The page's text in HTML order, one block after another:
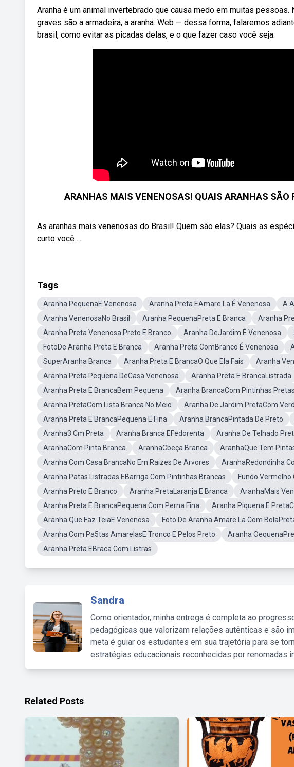
Aranha é um animal invertebrado que causa medo em muitas
graves são a armadeira, a aranha. Web — dessa forma, falaremos
brasil, como evitar as picadas delas, e o que fazer caso você seja.
ARANHAS MAIS VENENOSAS! QUAIS ARANHAS SÃO
As aranhas mais venenosas do Brasil! Quem são elas? Quais as
curto você ...
Tags
Aranha PequenaE Venenosa Aranha Preta EAmare La É Venenosa
A
Aranha VenenosaNo Brasil
Aranha PequenaPreta E Branca Aranha
Aranha Preta Venenosa Preto E Branco
Aranha DeJardim É Venenosa
FotoDe Aranha Preta E Branca
Aranha Preta ComBranco É Venenosa
SuperAranha Branca
Aranha Preta E BrancaO Que Ela Fais Aranha
Aranha Preta Pequena DeCasa Venenosa
Aranha Preta E BrancaListrada
Aranha Preta E BrancaBem Pequena
Aranha BrancaCom Pintinhas
Aranha PretaCom Lista Branca No Meio
Aranha De Jardim PretaCom
Aranha Preta E BrancaPequena E Fina
Aranha BrancaPintada De Preto
Aranha3 Cm Preta
Aranha Branca EFedorenta Aranha De Telhado
AranhaCom Pinta Branca
AranhaCbeça Branca
AranhaQue Tem
Aranha Com Casa BrancaNo Em Raizes De Arvores
AranhaRedondinha
Aranha Patas Listradas EBarriga Com Pintinhas Brancas
Fundo
Aranha Preto E Branco
Aranha PretaLaranja E Branca
AranhaMais
Aranha Preta E BrancaPequena Com Perna Fina
Aranha Piquena E
Aranha Que Faz TeiaE Venenosa
Foto De Aranha Amare La Com
Aranha Com Pa5tas AmarelasE Tronco E Pelos Preto
Aranha
Aranha Preta EBraca Com Listras
Sandra
Como orientador, minha entrega é completa ao
pedagógicas que valorizam relações autênticas e são
meta é guiar os estudantes em sua trajetória para se
estratégias educacionais reconhecidas por renomadas
Related Posts